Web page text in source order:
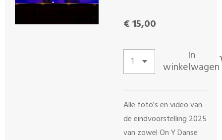
€ 15,00
In
winkelwagen
Alle foto's en video van
de eindvoorstelling 2025
van zowel On Y Danse